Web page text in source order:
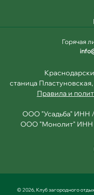
Горячая
станица
Правила и
ООО "Усадьба" ИНН /
ООО "Монолит" ИНН /
© 2026, Клуб загородного